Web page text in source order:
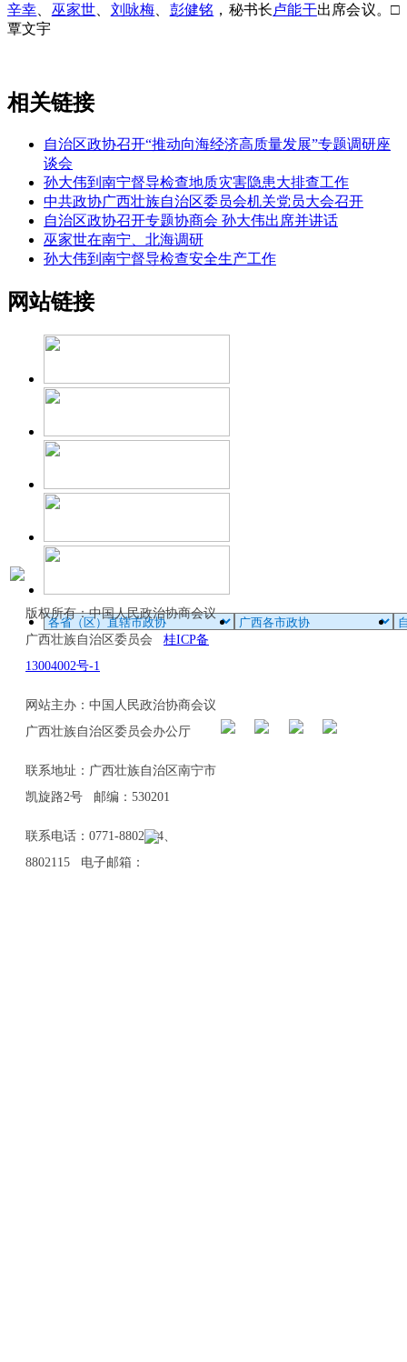
辛幸
巫家世 刘咏梅 彭健铭 ，秘书长卢能干出席会议。□
覃文宇
相关链接
自治区政协召开“推动向海经济高质量发展”专题调研座
谈会
孙大伟到南宁督导检查地质灾害隐患大排查工作
中共政协广西壮族自治区委员会机关党员大会召开
自治区政协召开专题协商会 孙大伟出席并讲话
巫家世在南宁、北海调研
孙大伟到南宁督导检查安全生产工作
网站链接
版权所有：中国人民政治协商会议
广西壮族自治区委员会 桂ICP备
13004002号-1
网站主办：中国人民政治协商会议
广西壮族自治区委员会办公厅
联系地址：广西壮族自治区南宁市
凯旋路2号 邮编：530201
联系电话：0771-8802114、
8802115 电子邮箱：